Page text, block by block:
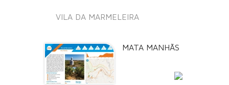
VILA DA MARMELEIRA
MATA MANHÃS